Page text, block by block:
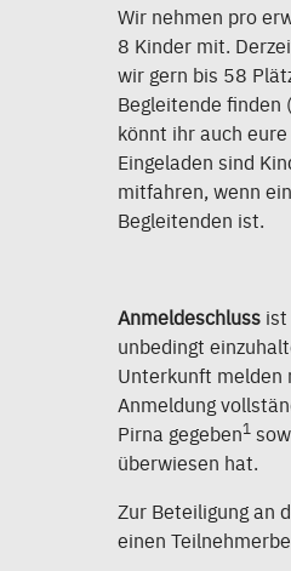
Wir nehmen pro
8 Kinder mit.
wir gern bis 58
Begleitende finden
könnt ihr auch
Eingeladen sind
mitfahren, wenn
Begleitenden ist.
Anmeldeschluss
unbedingt
Unterkunft melden
Anmeldung
Pirna gegeben1
überwiesen hat.
Zur Beteiligung an
einen